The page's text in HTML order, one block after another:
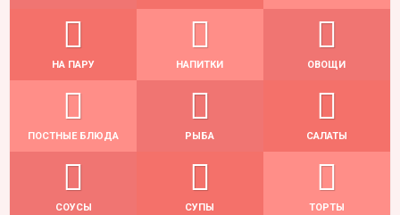
НА ПАРУ НАПИТКИ ОВОЩИ
ПОСТНЫЕ БЛЮДА РЫБА САЛАТЫ
СОУСЫ СУПЫ ТОРТЫ